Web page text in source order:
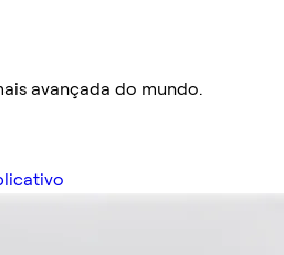
avançada do mundo.